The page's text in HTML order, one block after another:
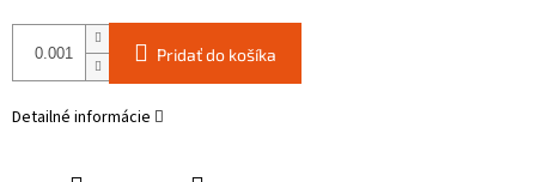
Pridať do košíka
Detailné informácie